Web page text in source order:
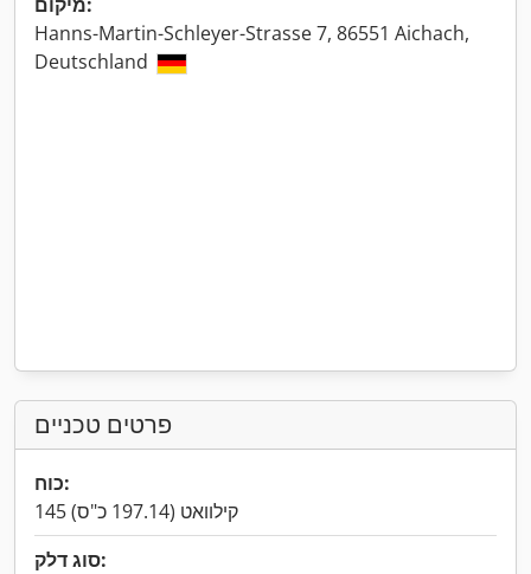
Hanns-Martin-Schleyer-Strasse 7, 86551 Aichach,
Deutschland
פרטים טכניים
כוח:
145 קילוואט (197.14 כ"ס)
סוג דלק: